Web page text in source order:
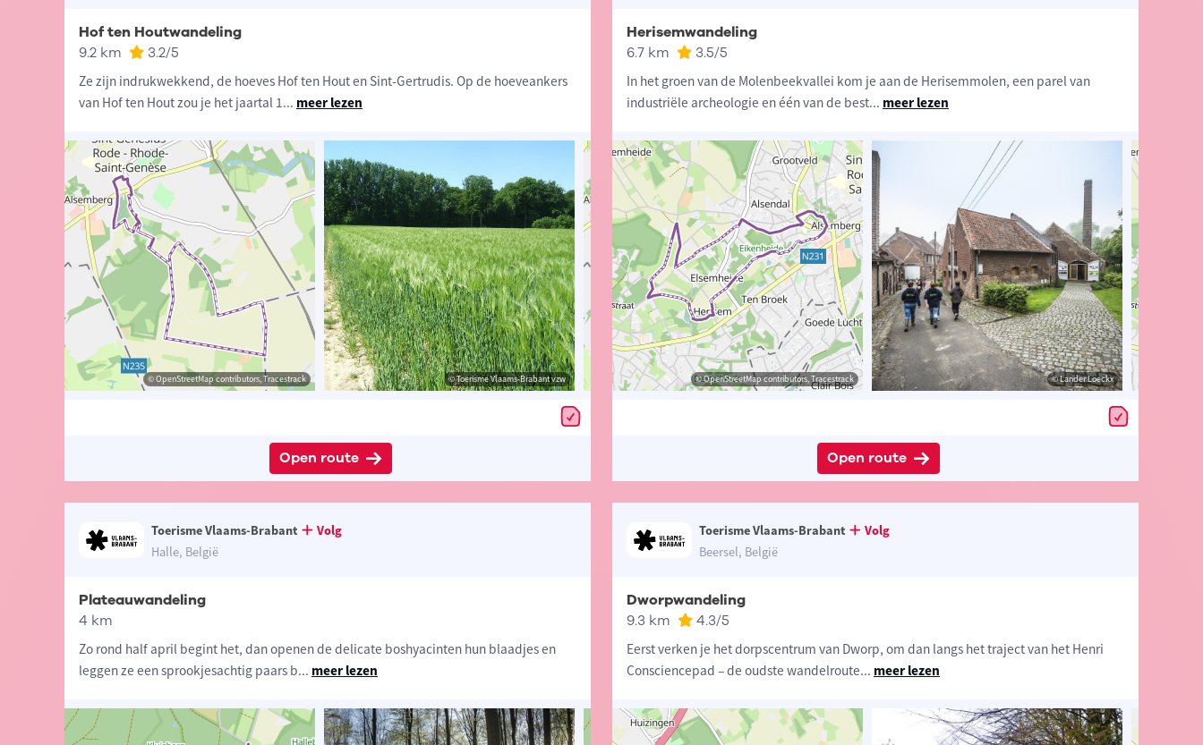
Hof ten Houtwandeling
9.2 km 3.2/5
Ze zijn indrukwekkend, de hoeves Hof ten Hout en Sint-Gertrudis. Op de hoeveankers
van Hof ten Hout zou je het jaartal 1... meer lezen
© OpenStreetMap contributors, Tracestrack © Toerisme Vlaams-Brabant vzw © OpenStreetMap contributors, Tracestrack © Toerisme Vlaams-Brabant vzw
Open route
Herisemwandeling
6.7 km 3.5/5
In het groen van de Molenbeekvallei kom je aan de Herisemmolen, een parel van
industriële archeologie en één van de best... meer lezen
© OpenStreetMap contributors, Tracestrack © Lander Loeckx © OpenStreetMap contributors, Tracestrack © Lander Loeckx
Open route
Toerisme Vlaams-Brabant
Volg
Halle, België
Plateauwandeling
4 km
Zo rond half april begint het, dan openen de delicate boshyacinten hun blaadjes en
leggen ze een sprookjesachtig paars b... meer lezen
Toerisme Vlaams-Brabant
Volg
Beersel, België
Dworpwandeling
9.3 km 4.3/5
Eerst verken je het dorpscentrum van Dworp, om dan langs het traject van het Henri
Consciencepad – de oudste wandelroute... meer lezen